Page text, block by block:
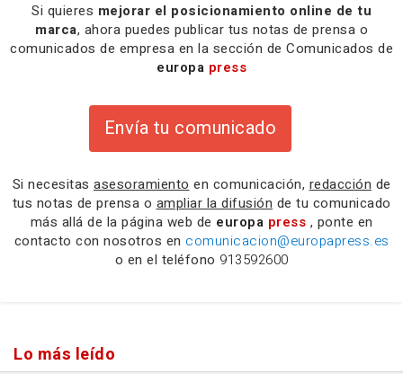
Si quieres mejorar el posicionamiento online de tu
marca, ahora puedes publicar tus notas de prensa o
comunicados de empresa en la sección de Comunicados de
europa press
Envía tu comunicado
Si necesitas asesoramiento en comunicación, redacción de
tus notas de prensa o ampliar la difusión de tu comunicado
más allá de la página web de europa press , ponte en
contacto con nosotros en comunicacion@europapress.es
o en el teléfono 913592600
Lo más leído